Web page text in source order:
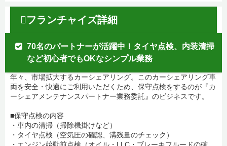
フランチャイズ詳細
70名のパートナーが活躍中！タイヤ点検、内装清掃
など初心者でもOKなシンプル業務
年々、市場拡大するカーシェアリング。このカーシェアリング車
両を安全・快適にご利用いただくため、保守点検をするのが『カ
ーシェアメンテナンスパートナー業務委託』のビジネスです。
■保守点検の内容
・車内の清掃（掃除機掛けなど）
・タイヤ点検（空気圧の確認、溝残量のチェック）